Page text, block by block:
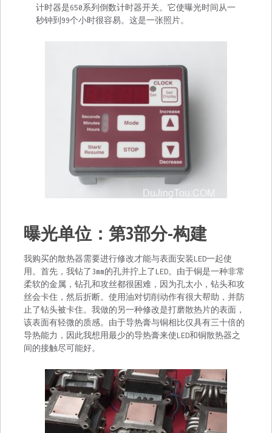
计时器是650系列倒数计时器开关。它使曝光时间从一
秒钟到99个小时很容易。这是一张照片。
帖
子
导
航
曝光单位：第3部分-构建
我购买的散热器需要进行修改才能与表面安装LED一起使
用。首先，我钻了3mm的孔并拧上了LED。由于铜是一种非常
柔软的金属，钻孔和攻丝都很困难，因为孔太小，钻头和攻
丝会卡住，然后折断。使用油对切削动作有很大帮助，并防
止了钻头被卡住。我做的另一种修改是打磨散热片的表面，
该表面有轻微的质感。由于导热膏与铜相比仅具有三十倍的
导热能力，因此我想用最少的导热膏来使LED和铜散热器之
间的接触尽可能好。